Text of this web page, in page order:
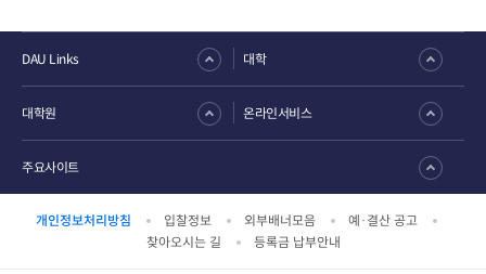
개인정보처리방침 입찰정보 외부배너모음
예·결산 공고
찾아오시는 길
등록금 납부안내
DAU Links 대학
대학원 온라인서비스
주요사이트